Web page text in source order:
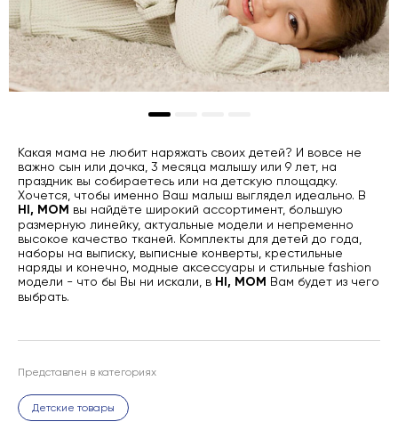
Какая мама не любит наряжать своих детей? И вовсе не
важно сын или дочка, 3 месяца малышу или 9 лет, на
праздник вы собираетесь или на детскую площадку.
Хочется, чтобы именно Ваш малыш выглядел идеально. В
HI, MOM вы найдёте широкий ассортимент, большую
размерную линейку, актуальные модели и непременно
высокое качество тканей. Комплекты для детей до года,
наборы на выписку, выписные конверты, крестильные
наряды и конечно, модные аксессуары и стильные fashion
модели - что бы Вы ни искали, в HI, MOM Вам будет из чего
выбрать.
Представлен в категориях
Детские товары